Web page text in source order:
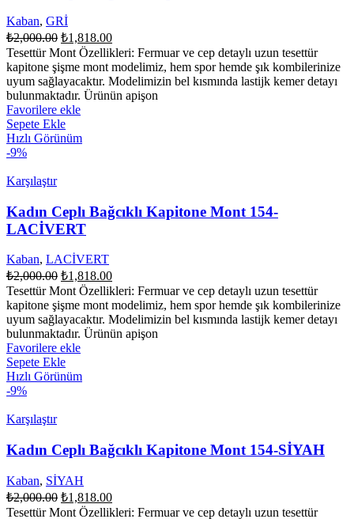
Kaban, GRİ
₺2,000.00 Orijinal
fiyat:
₺2,000.00.
₺1,818.00Şu
andaki
fiyat:
₺1,818.00.
Tesettür Mont Özellikleri: Fermuar ve cep detaylı uzun tesettür
kapitone şişme mont modelimiz, hem spor hemde şık kombilerinize
uyum sağlayacaktır. Modelimizin bel kısmında lastijk kemer detayı
bulunmaktadır. Ürünün apişon
Favorilere ekle
Sepete Ekle
Hızlı Görünüm
-9%
Karşılaştır
Kadın Ceplı Bağcıklı Kapitone Mont 154-
LACİVERT
Kaban, LACİVERT
₺2,000.00 Orijinal
fiyat:
₺2,000.00.
₺1,818.00Şu
andaki
fiyat:
₺1,818.00.
Tesettür Mont Özellikleri: Fermuar ve cep detaylı uzun tesettür
kapitone şişme mont modelimiz, hem spor hemde şık kombilerinize
uyum sağlayacaktır. Modelimizin bel kısmında lastijk kemer detayı
bulunmaktadır. Ürünün apişon
Favorilere ekle
Sepete Ekle
Hızlı Görünüm
-9%
Karşılaştır
Kadın Ceplı Bağcıklı Kapitone Mont 154-SİYAH
Kaban, SİYAH
₺2,000.00 Orijinal
fiyat:
₺1,818.00Şu
andaki
Tesettür Mont Özellikleri: Fermuar ve cep detaylı uzun tesettür